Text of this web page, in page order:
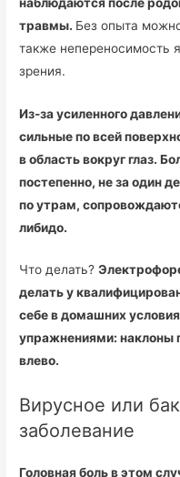
травмы. Без опыта
также непереносимость
зрения.
Из-за усиленного
сильные по всей
в область вокруг глаз.
постепенно, не за один
по утрам,
либидо.
Что делать?
делать у
себе в домашних
упражнениями: наклоны
влево.
Вирусное или
заболевание
Головная боль в этом